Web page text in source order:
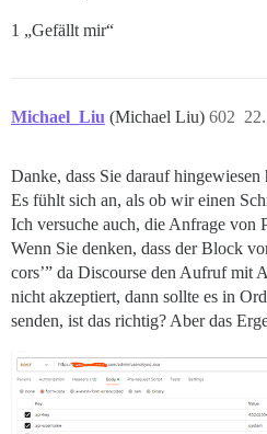
1 „Gefällt mir“
Michael_Liu (Michael Liu) 602
Danke, dass Sie darauf hingewiesen
Es fühlt sich an, als ob wir einen
Ich versuche auch, die Anfrage von
Wenn Sie denken, dass der Block
cors’” da Discourse den Aufruf mit
nicht akzeptiert, dann sollte es in
senden, ist das richtig? Aber das